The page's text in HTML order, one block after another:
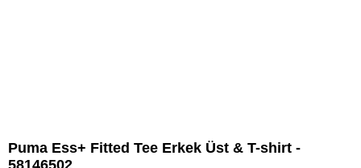
Puma Ess+ Fitted Tee Erkek Üst & T-shirt -
58146502